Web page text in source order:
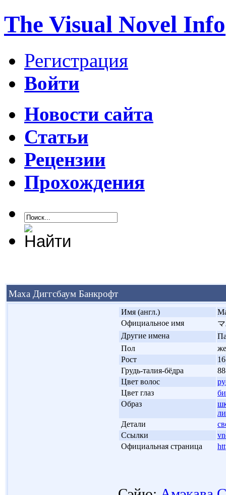
The Visual Novel Info
Регистрация
Войти
Новости сайта
Статьи
Рецензии
Прохождения
Маха Диггсбаум Банкрофт
Имя (англ.)
Официальное имя
Другие имена
Пол
Рост
Грудь-талия-бёдра
Цвет волос
Цвет глаз
Образ
Детали
Ссылки
Официальная страница